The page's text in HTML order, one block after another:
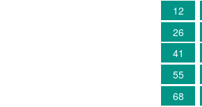
12
26
41
55
68